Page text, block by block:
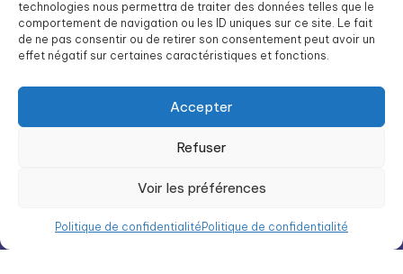
technologies nous permettra de traiter des données telles que le
comportement de navigation ou les ID uniques sur ce site. Le fait
de ne pas consentir ou de retirer son consentement peut avoir un
effet négatif sur certaines caractéristiques et fonctions.
Accepter
Refuser
Voir les préférences
Politique de confidentialité Politique de confidentialité
Facturation et aides
Nous rejoindre
Intégration
Liste des résidences Groupe SOS Seniors
dg.seniors@groupe-sos.org